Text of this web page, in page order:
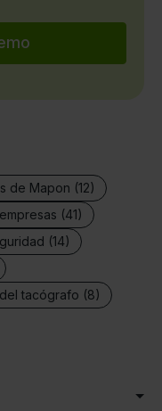
de Mapon (12)
(41)
(14)
tacógrafo (8)